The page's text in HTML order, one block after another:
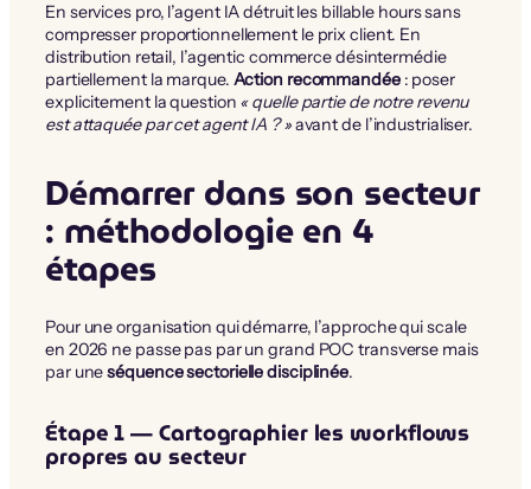
En services pro, l’agent IA détruit les billable hours sans
compresser proportionnellement le prix client. En
distribution retail, l’agentic commerce désintermédie
partiellement la marque. Action recommandée: poser
explicitement la question « quelle partie de notre revenu
est attaquée par cet agent IA ? »avant de l’industrialiser.
Démarrer dans son secteur
: méthodologie en 4
étapes
Pour une organisation qui démarre, l’approche qui scale
en 2026 ne passe pas par un grand POC transverse mais
par uneséquence sectorielle disciplinée.
Étape 1 — Cartographier les workflows
propres au secteur